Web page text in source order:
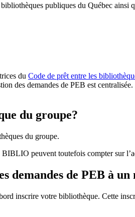
publiques du Québec ainsi
du Code de prêt entre les
des demandes de PEB est centralisée.
du groupe?
du groupe.
peuvent toutefois compter sur
demandes de PEB à
inscrire votre bibliothèque. Cette